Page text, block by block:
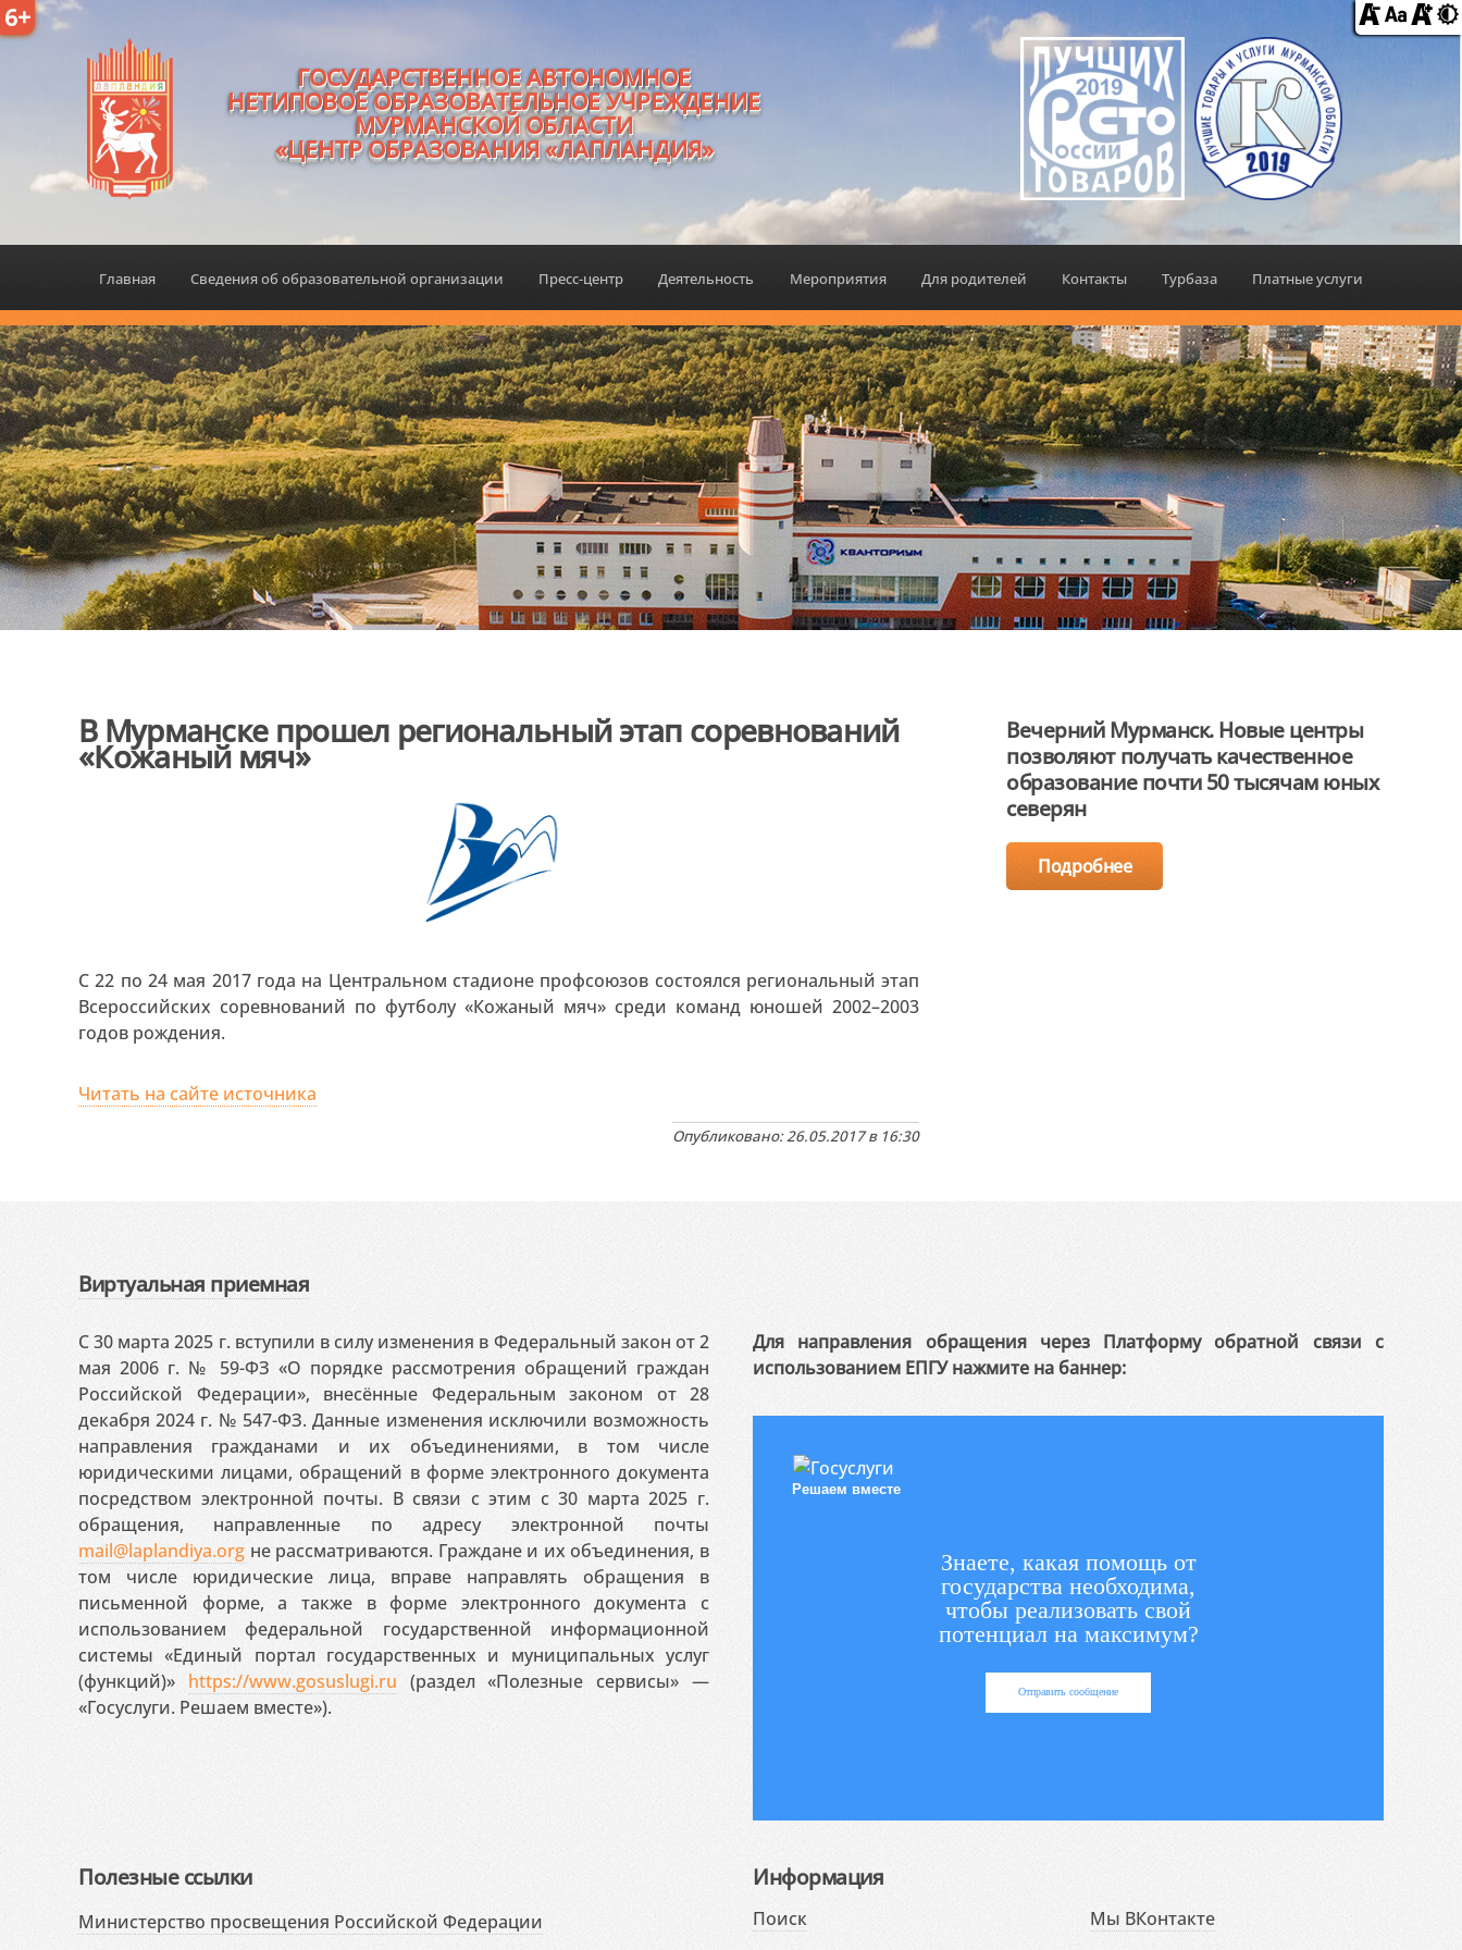
6+
ГОСУДАРСТВЕННОЕ АВТОНОМНОЕ
НЕТИПОВОЕ ОБРАЗОВАТЕЛЬНОЕ УЧРЕЖДЕНИЕ
МУРМАНСКОЙ ОБЛАСТИ
«ЦЕНТР ОБРАЗОВАНИЯ «ЛАПЛАНДИЯ»
Главная Сведения об образовательной организации Пресс-центр Деятельность Мероприятия Для родителей Контакты Турбаза Платные услуги
В Мурманске прошел региональный этап соревнований
«Кожаный мяч»
С 22 по 24 мая 2017 года на Центральном стадионе профсоюзов состоялся региональный этап
Всероссийских соревнований по футболу «Кожаный мяч» среди команд юношей 2002–2003
годов рождения.
Читать на сайте источника
Опубликовано: 26.05.2017 в 16:30
Вечерний Мурманск. Новые центры
позволяют получать качественное
образование почти 50 тысячам юных
северян
Подробнее
Виртуальная приемная
С 30 марта 2025 г. вступили в силу изменения в Федеральный закон от 2
мая 2006 г. № 59-ФЗ «О порядке рассмотрения обращений граждан
Российской Федерации», внесённые Федеральным законом от 28
декабря 2024 г. № 547-ФЗ. Данные изменения исключили возможность
направления гражданами и их объединениями, в том числе
юридическими лицами, обращений в форме электронного документа
посредством электронной почты. В связи с этим с 30 марта 2025 г.
обращения, направленные по адресу электронной почты
mail@laplandiya.org не рассматриваются. Граждане и их объединения, в
том числе юридические лица, вправе направлять обращения в
письменной форме, а также в форме электронного документа с
использованием федеральной государственной информационной
системы «Единый портал государственных и муниципальных услуг
(функций)» https://www.gosuslugi.ru (раздел «Полезные сервисы» —
«Госуслуги. Решаем вместе»).
Для направления обращения через Платформу обратной связи с
использованием ЕПГУ нажмите на баннер:
Решаем вместе
Знаете, какая помощь от
государства необходима,
чтобы реализовать свой
потенциал на максимум?
Отправить сообщение
Полезные ссылки
Министерство просвещения Российской Федерации
Информация
Поиск
Мы ВКонтакте